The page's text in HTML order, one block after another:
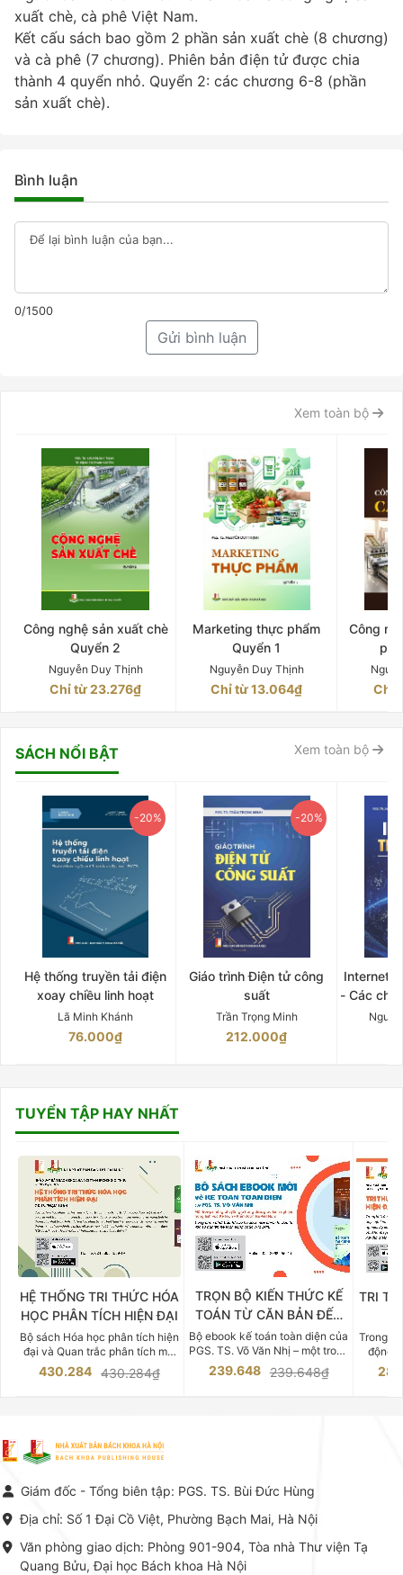
xuất chè, cà phê Việt Nam.
Kết cấu sách bao gồm 2 phần sản xuất chè (8 chương)
và cà phê (7 chương). Phiên bản điện tử được chia
thành 4 quyển nhỏ. Quyển 2: các chương 6-8 (phần
sản xuất chè).
Bình luận
0/1500
Gửi bình luận
Xem toàn bộ
Công nghệ sản xuất chè
Quyển 2
Nguyễn Duy Thịnh
Chỉ từ 23.276₫
Marketing thực phẩm
Quyển 1
Nguyễn Duy Thịnh
Chỉ từ 13.064₫
Công
Chỉ
SÁCH NỔI BẬT Xem toàn bộ
-20%
Hệ thống truyền tải điện
xoay chiều linh hoạt
Lã Minh Khánh
76.000₫
-20%
Giáo trình Điện tử công
suất
Trần Trọng Minh
212.000₫
Internet
- Các
TUYỂN TẬP HAY NHẤT
HỆ THỐNG TRI THỨC HÓA
HỌC PHÂN TÍCH HIỆN ĐẠI
Bộ sách Hóa học phân tích hiện
đại và Quan trắc phân tích môi
trường của Cố Giáo sư, Tiến sĩ
Phạm Luận là một trong những
vực Hóa học phân tích tại Việt
Nam hiện nay. Bộ sách mang
đến một hệ thống tri thức hoàn
thuật thực hành -> Ứng dụng
chuyên ngành, được NXB Bách
khoa Hà Nội ấn hành cả hai
phiên bản sách giấy và điện tử.
430.284 430.284₫
TRỌN BỘ KIẾN THỨC KẾ
TOÁN TỪ CĂN BẢN ĐẾN
CHUYÊN SÂU
Bộ ebook kế toán toàn diện của
PGS. TS. Võ Văn Nhị – một trong
những chuyên gia hàng đầu,
giàu kinh nghiệm trong lĩnh vực
239.648 239.648₫
TRI
Trong
động
việc
tế và
tín trong
lý. Các
Giám đốc - Tổng biên tập: PGS. TS. Bùi Đức Hùng
Địa chỉ: Số 1 Đại Cồ Việt, Phường Bạch Mai, Hà Nội
Văn phòng giao dịch: Phòng 901-904, Tòa nhà Thư viện Tạ
Quang Bửu, Đại học Bách khoa Hà Nội